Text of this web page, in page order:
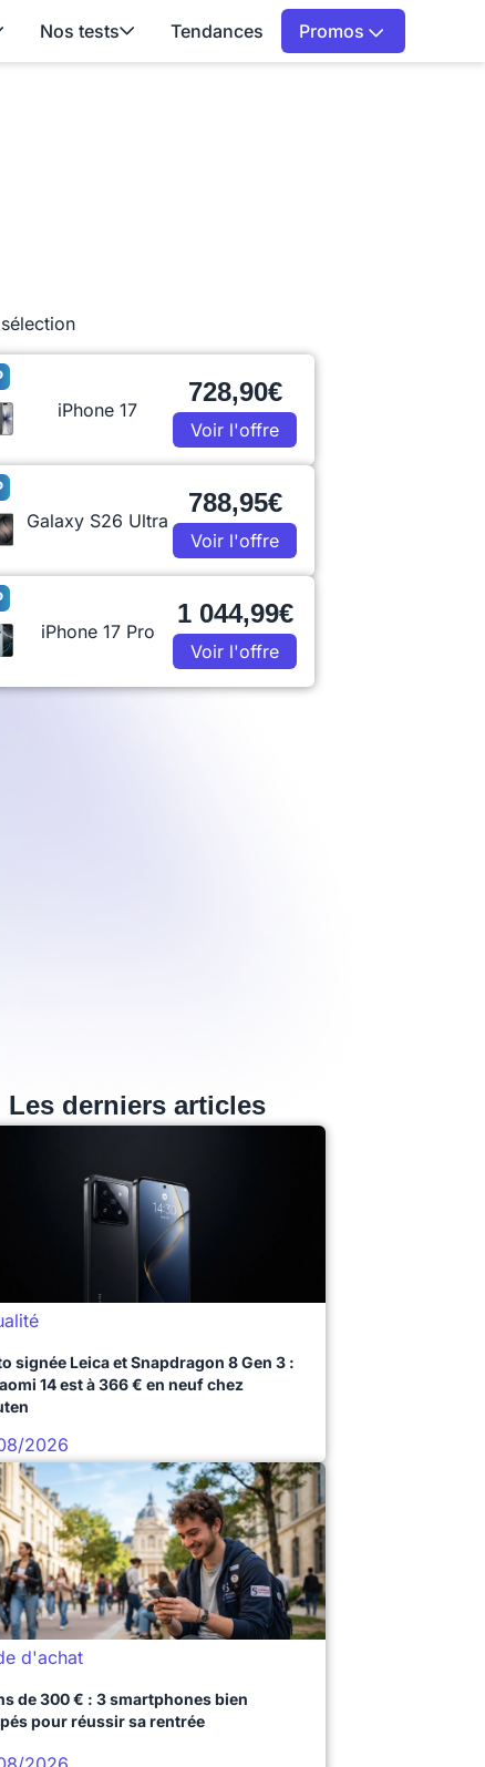
Nos tests Tendances Promos
iPhone 17
728,90€
Voir l'offre
Galaxy S26 Ultra
788,95€
Voir l'offre
iPhone 17 Pro
1 044,99€
Voir l'offre
Les derniers articles
signée Leica et Snapdragon 8 Gen 3 :
14 est à 366 € en neuf chez
2026
d'achat
de 300 € : 3 smartphones bien
pour réussir sa rentrée